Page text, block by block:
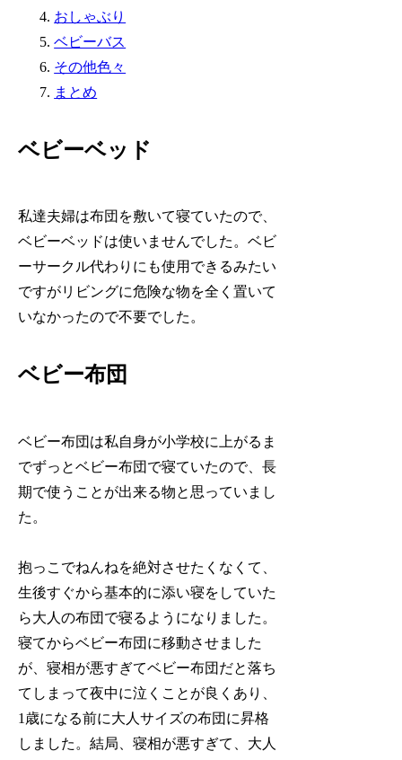
おしゃぶり
ベビーバス
その他色々
まとめ
ベビーベッド
私達夫婦は布団を敷いて寝ていたので、
ベビーベッドは使いませんでした。ベビ
ーサークル代わりにも使用できるみたい
ですがリビングに危険な物を全く置いて
いなかったので不要でした。
ベビー布団
ベビー布団は私自身が小学校に上がるま
でずっとベビー布団で寝ていたので、長
期で使うことが出来る物と思っていまし
た。
抱っこでねんねを絶対させたくなくて、
生後すぐから基本的に添い寝をしていた
ら大人の布団で寝るようになりました。
寝てからベビー布団に移動させました
が、寝相が悪すぎてベビー布団だと落ち
てしまって夜中に泣くことが良くあり、
1歳になる前に大人サイズの布団に昇格
しました。結局、寝相が悪すぎて、大人